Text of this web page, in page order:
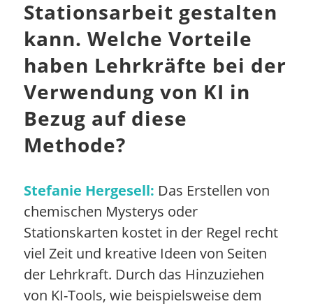
Stationsarbeit gestalten
kann. Welche Vorteile
haben Lehrkräfte bei der
Verwendung von KI in
Bezug auf diese
Methode?
Stefanie Hergesell: Das Erstellen von
chemischen Mysterys oder
Stationskarten kostet in der Regel recht
viel Zeit und kreative Ideen von Seiten
der Lehrkraft. Durch das Hinzuziehen
von KI-Tools, wie beispielsweise dem